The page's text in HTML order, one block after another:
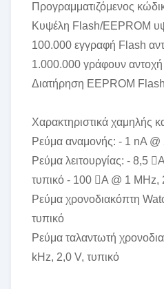
Προγραμματιζόμενος
Κυψέλη Flash/EEPROM
100.000 εγγραφή Flash
1.000.000 γράφουν
Διατήρηση EEPROM
Χαρακτηριστικά χαμηλής
Ρεύμα αναμονής: - 1 nA @
Ρεύμα λειτουργίας: - 8,5
τυπικό - 100 A @ 1 MHz,
Ρεύμα χρονοδιακόπτη
τυπικό
Ρεύμα ταλαντωτή
kHz, 2,0 V, τυπικό